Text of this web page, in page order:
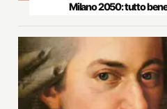
Milano 2050: tutto